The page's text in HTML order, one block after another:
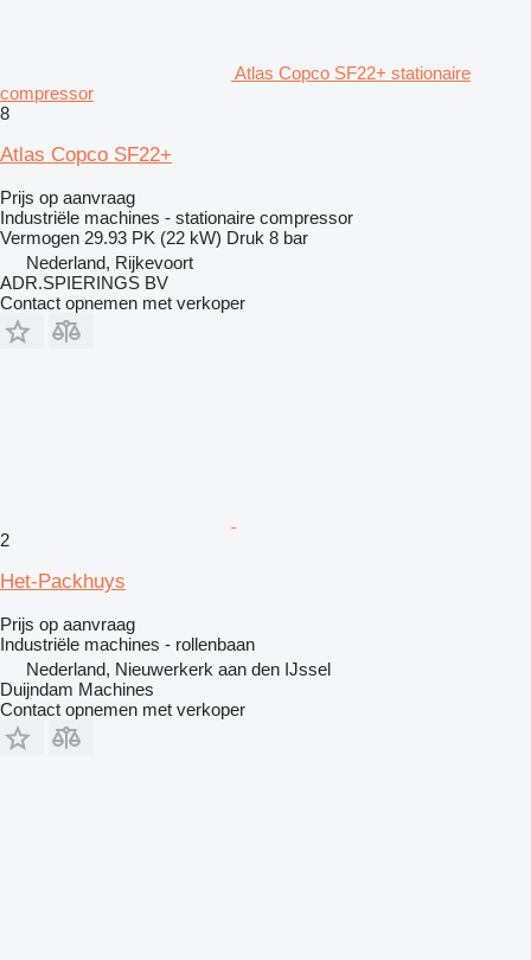
Atlas Copco SF22+ stationaire
compressor
8
Atlas Copco SF22+
Prijs op aanvraag
Industriële machines - stationaire compressor
Vermogen 29.93 PK (22 kW) Druk 8 bar
Nederland, Rijkevoort
ADR.SPIERINGS BV
Contact opnemen met verkoper
2
Het-Packhuys
Prijs op aanvraag
Industriële machines - rollenbaan
Nederland, Nieuwerkerk aan den IJssel
Duijndam Machines
Contact opnemen met verkoper